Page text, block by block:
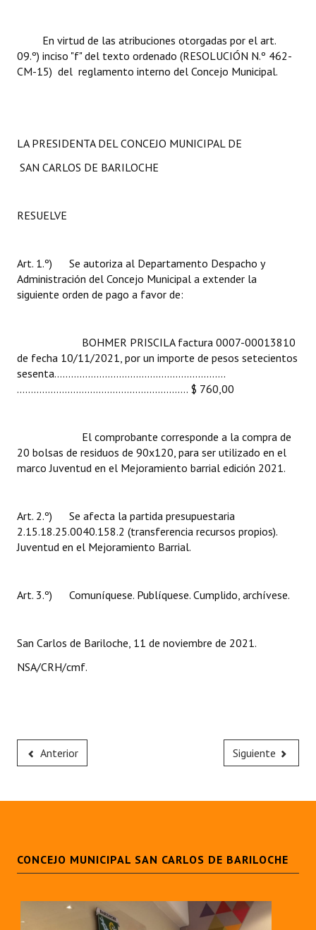
Declaraciones
Resoluciones
INSTITUCIONAL
Antiguos Pobladores
Premio al Mérito - Registro
Mujeres que Dejaron Huellas - Registro
Periodistas Decanos - Registro
Huéspedes de Honor - Registro
Reconocimientos - Registro
Bariloche, Municipio intercultural
REFORMA DE LA CARTA ORGÁNICA
En virtud de las atribuciones otorgadas por el art.
09.º) inciso "f" del texto ordenado (RESOLUCIÓN N.º 462-
CM-15) del reglamento interno del Concejo Municipal.
LA PRESIDENTA DEL CONCEJO MUNICIPAL DE
SAN CARLOS DE BARILOCHE
RESUELVE
Art. 1.º) Se autoriza al Departamento Despacho y
Administración del Concejo Municipal a extender la
siguiente orden de pago a favor de:
BOHMER PRISCILA factura 0007-00013810
de fecha 10/11/2021, por un importe de pesos setecientos
sesenta………………………………………................
……………………........…..…..................... $ 760,00
El comprobante corresponde a la compra de
20 bolsas de residuos de 90x120, para ser utilizado en el
marco Juventud en el Mejoramiento barrial edición 2021.
Art. 2.º) Se afecta la partida presupuestaria
2.15.18.25.0040.158.2 (transferencia recursos propios).
Juventud en el Mejoramiento Barrial.
Art. 3.º) Comuníquese. Publíquese. Cumplido, archívese.
San Carlos de Bariloche, 11 de noviembre de 2021.
NSA/CRH/cmf.
Anterior Siguiente
CONCEJO MUNICIPAL SAN CARLOS DE BARILOCHE